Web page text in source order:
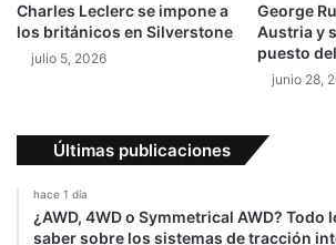
Charles Leclerc se impone a
los británicos en Silverstone
julio 5, 2026
George
Austria y
puesto
junio 28,
Últimas publicaciones
hace 1 día
¿AWD, 4WD o Symmetrical AWD? Todo
saber sobre los sistemas de tracción